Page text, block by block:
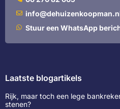
Stuur een WhatsApp
Laatste blogartikels
Rijk, maar toch een lege
stenen?